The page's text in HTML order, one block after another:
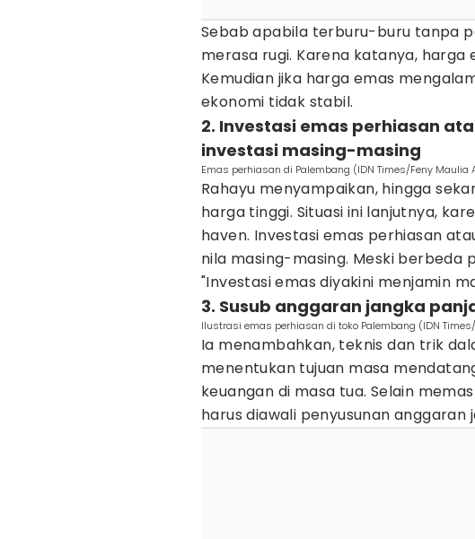
Sebab apabila terburu-buru tanpa
merasa rugi. Karena katanya, harga
Kemudian jika harga emas
ekonomi tidak stabil.
2. Investasi emas perhiasan
investasi masing-masing
Emas perhiasan di Palembang (IDN Times/Feny Maulia
Rahayu menyampaikan, hingga
harga tinggi. Situasi ini lanjutnya,
haven. Investasi emas perhiasan
nila masing-masing. Meski berbeda
"Investasi emas diyakini menjamin
3. Susub anggaran jangka
Ilustrasi emas perhiasan di toko Palembang (IDN
Ia menambahkan, teknis dan trik
menentukan tujuan masa
keuangan di masa tua. Selain
harus diawali penyusunan anggaran